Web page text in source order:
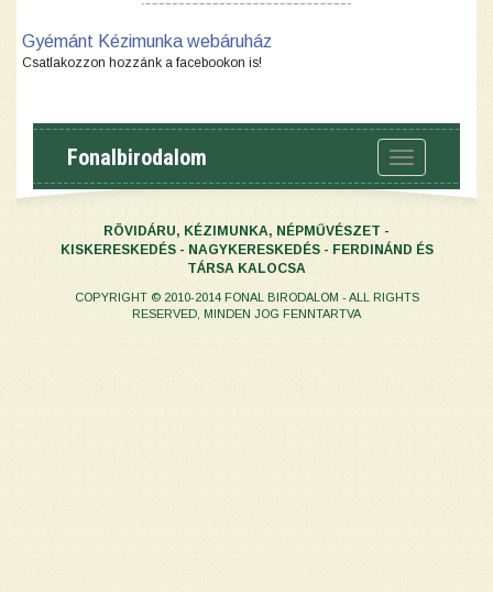
Gyémánt Kézimunka webáruház
Csatlakozzon hozzánk a facebookon is!
Toggle
navigation
Fonalbirodalom
RÖVIDÁRU, KÉZIMUNKA, NÉPMŰVÉSZET -
KISKERESKEDÉS - NAGYKERESKEDÉS - FERDINÁND ÉS
TÁRSA KALOCSA
COPYRIGHT © 2010-2014 FONAL BIRODALOM - ALL RIGHTS
RESERVED, MINDEN JOG FENNTARTVA